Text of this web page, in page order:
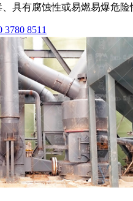
具有腐蚀性或易燃易爆危险
8511